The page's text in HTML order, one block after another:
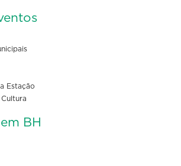
Estação
BH